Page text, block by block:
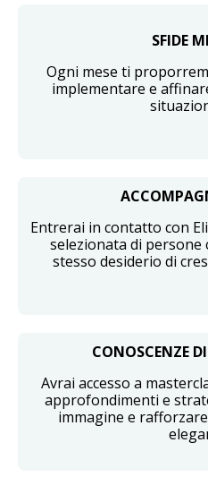
SFIDE
Ogni mese ti
implementare e
Entrerai in contatto con
selezionata di persone
stesso desiderio di
CONOSCENZE
Avrai accesso a
approfondimenti e
immagine e